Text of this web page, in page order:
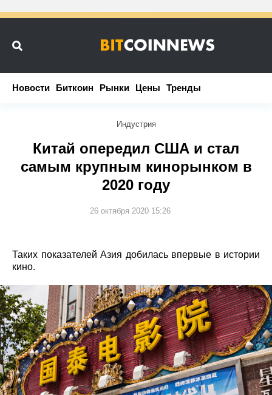
Новости Биткоин Рынки Цены Тренды
Новости Биткоин Рынки Цены Тренды
Индустрия
Китай опередил США и стал
самым крупным кинорынком в
2020 году
26 октября 2020 15:26
Таких показателей Азия добилась впервые в истории
кино.